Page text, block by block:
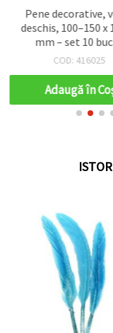
Pene decorative,
deschis, 100–150 x
mm – set 10
COD: 416025
Adaugă în